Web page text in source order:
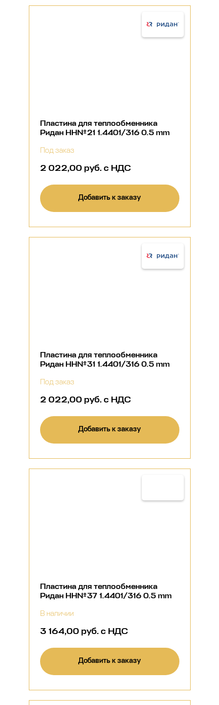
Пластина для теплообменника
Ридан НН№21 1.4401/316 0.5 mm
Под заказ
2 022,00 руб. с НДС
Добавить к заказу
Пластина для теплообменника
Ридан НН№31 1.4401/316 0.5 mm
Под заказ
2 022,00 руб. с НДС
Добавить к заказу
Пластина для теплообменника
Ридан НН№37 1.4401/316 0.5 mm
В наличии
3 164,00 руб. с НДС
Добавить к заказу